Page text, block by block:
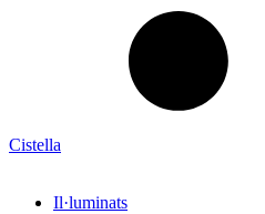
Cistella
Il·luminats